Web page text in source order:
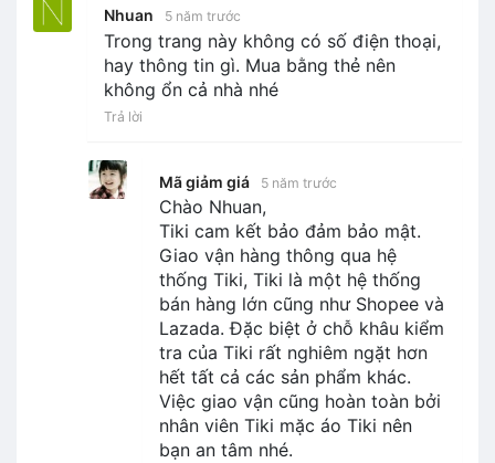
Nhuan 5 năm trước
Trong trang này không có số điện thoại,
hay thông tin gì. Mua bằng thẻ nên
không ổn cả nhà nhé
Trả lời
Mã giảm giá 5 năm trước
Chào Nhuan,
Tiki cam kết bảo đảm bảo mật.
Giao vận hàng thông qua hệ
thống Tiki, Tiki là một hệ thống
bán hàng lớn cũng như Shopee và
Lazada. Đặc biệt ở chỗ khâu kiểm
tra của Tiki rất nghiêm ngặt hơn
hết tất cả các sản phẩm khác.
Việc giao vận cũng hoàn toàn bởi
nhân viên Tiki mặc áo Tiki nên
bạn an tâm nhé.